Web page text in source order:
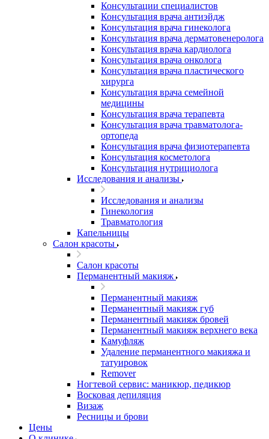
Консультации специалистов
Консультация врача антиэйдж
Консультация врача гинеколога
Консультация врача дерматовенеролога
Консультация врача кардиолога
Консультация врача онколога
Консультация врача пластического
хирурга
Консультация врача семейной
медицины
Консультация врача терапевта
Консультация врача травматолога-
ортопеда
Консультация врача физиотерапевта
Консультация косметолога
Консультация нутрициолога
Исследования и анализы
Исследования и анализы
Гинекология
Травматология
Капельницы
Салон красоты
Салон красоты
Перманентный макияж
Перманентный макияж
Перманентный макияж губ
Перманентный макияж бровей
Перманентный макияж верхнего века
Камуфляж
Удаление перманентного макияжа и
татуировок
Remover
Ногтевой сервис: маникюр, педикюр
Восковая депиляция
Визаж
Ресницы и брови
Цены